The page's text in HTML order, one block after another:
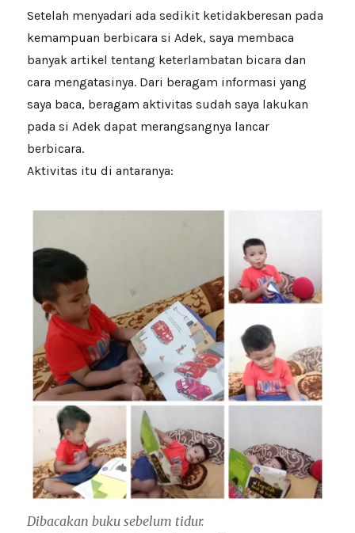
Setelah menyadari ada sedikit ketidakberesan pada
kemampuan berbicara si Adek, saya membaca
banyak artikel tentang keterlambatan bicara dan
cara mengatasinya. Dari beragam informasi yang
saya baca, beragam aktivitas sudah saya lakukan
pada si Adek dapat merangsangnya lancar
berbicara.
Aktivitas itu di antaranya:
Dibacakan buku sebelum tidur.